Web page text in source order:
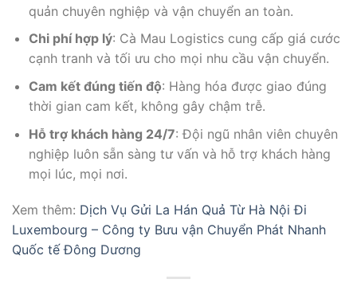
quản chuyên nghiệp và vận chuyển an toàn.
Chi phí hợp lý: Cà Mau Logistics cung cấp giá cước
cạnh tranh và tối ưu cho mọi nhu cầu vận chuyển.
Cam kết đúng tiến độ: Hàng hóa được giao đúng
thời gian cam kết, không gây chậm trễ.
Hỗ trợ khách hàng 24/7: Đội ngũ nhân viên chuyên
nghiệp luôn sẵn sàng tư vấn và hỗ trợ khách hàng
mọi lúc, mọi nơi.
Xem thêm: Dịch Vụ Gửi La Hán Quả Từ Hà Nội Đi
Luxembourg – Công ty Bưu vận Chuyển Phát Nhanh
Quốc tế Đông Dương